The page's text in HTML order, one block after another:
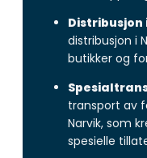
Distribusjon
distribusjon i
butikker og
transport av
Narvik, som
spesielle